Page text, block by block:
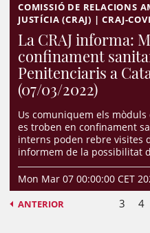
COMISSIÓ DE RELACIONS
JUSTÍCIA (CRAJ) | CRAJ-
La CRAJ informa:
confinament
Penitenciaris a
(07/03/2022)
Us comuniquem els
es troben en confinament
interns poden rebre visites
informem de la possibilitat
Mon Mar 07 00:00:00 CET
ANTERIOR 3 4